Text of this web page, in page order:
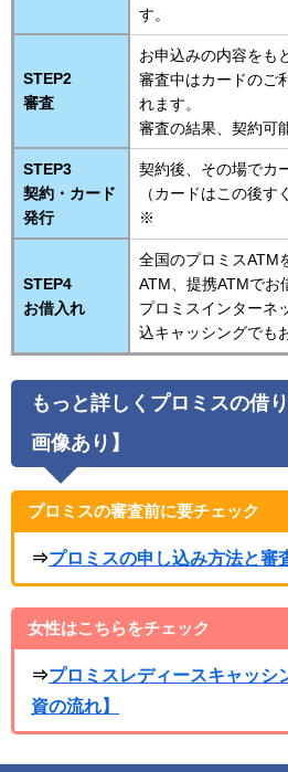
す。
STEP2
審査
お申込みの内容をも
審査中はカードのご
れます。
審査の結果、契約可
STEP3
契約・カード
発行
契約後、その場でカ
（カードはこの後す
※
STEP4
お借入れ
全国のプロミスATM
ATM、提携ATMでお
プロミスインターネ
込キャッシングでも
もっと詳しくプロミスの借
画像あり】
プロミスの審査前に要チェック
⇒プロミスの申し込み方法と審
女性はこちらをチェック
⇒プロミスレディースキャッシ
資の流れ】